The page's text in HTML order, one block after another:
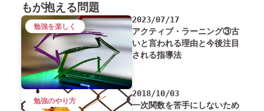
もが抱える問題
2023/07/17
アクティブ・ラーニング③古
いと言われる理由と今後注目
される指導法
勉強を楽しく
2018/10/03
一次関数を苦手にしないため
勉強のやり方